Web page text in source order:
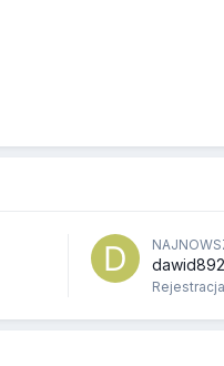
Rejestracja